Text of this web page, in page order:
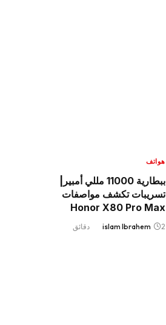
هواتف
ببطارية 11000 مللي أمبير|
تسريبات تكشف مواصفات
Honor X80 Pro Max
islam Ibrahem 2 دقائق